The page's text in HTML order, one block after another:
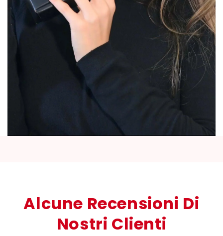
Alcune Recensioni Di
Nostri Clienti